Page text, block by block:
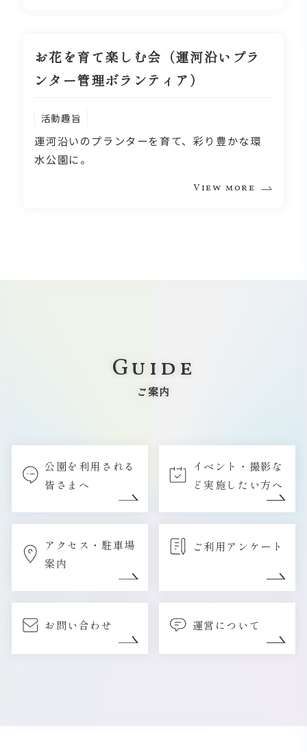
お花を育て楽しむ会（運河沿いプラ
ンター管理ボランティア）
活動趣旨
運河沿いのプランターを育て、彩り豊かな環
水公園に。
View more
Guide
ご案内
公園を利用される
皆さまへ
イベント・撮影な
ど実施したい方へ
アクセス・駐車場
案内
ご利用アンケート
お問い合わせ 運営について